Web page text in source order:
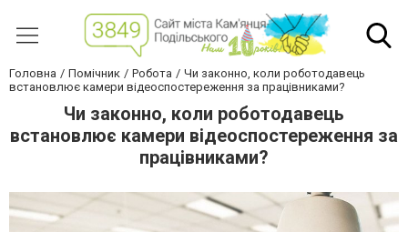
Головна Помічник Робота
Чи законно, коли роботодавець
встановлює камери відеоспостереження за працівниками?
Чи законно, коли роботодавець
встановлює камери відеоспостереження за
працівниками?